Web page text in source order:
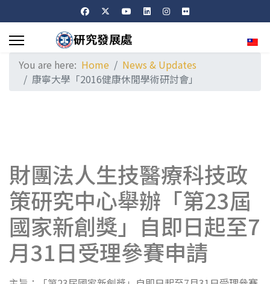
You are here: Home
News & Updates
康寧大學「2016健康休閒學術研討會」
財團法人生技醫療科技政
策研究中心舉辦「第23屆
國家新創獎」自即日起至7
月31日受理參賽申請